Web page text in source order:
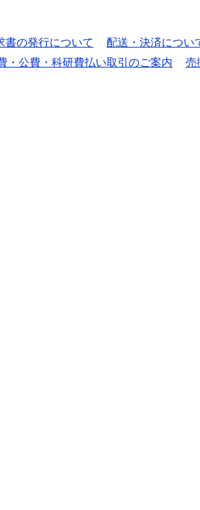
書の発行について 配送・決済につい
・公費・科研費払い取引のご案内 売